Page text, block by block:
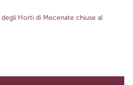
degli Horti di Mecenate chiuse al